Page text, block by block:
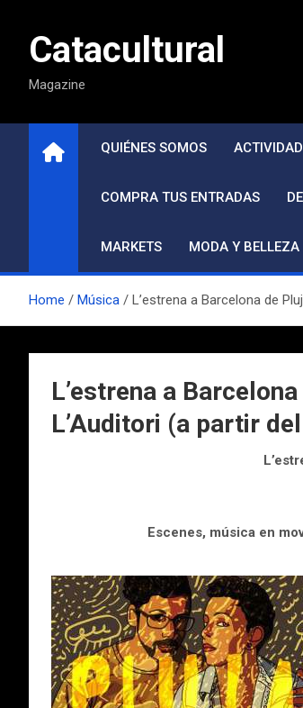
contenidoCatacultural
Magazine
QUIÉNES SOMOS
COMPRA TUS ENTRADAS
MARKETS MODA Y BELLEZA
Home Música L’estrena a Barcelona de
L’estrena a
L’Auditori (a partir
Escenes, música en